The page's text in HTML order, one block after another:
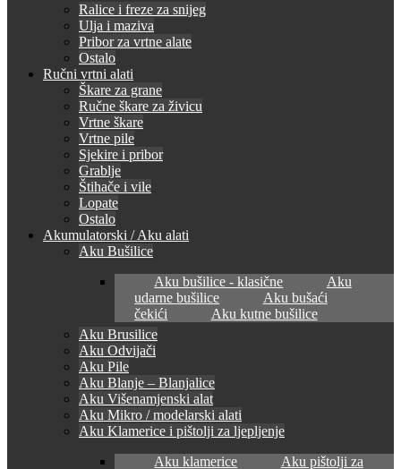
Ralice i freze za snijeg
Ulja i maziva
Pribor za vrtne alate
Ostalo
Ručni vrtni alati
Škare za grane
Ručne škare za živicu
Vrtne škare
Vrtne pile
Sjekire i pribor
Grablje
Štihače i vile
Lopate
Ostalo
Akumulatorski / Aku alati
Aku Bušilice
Aku bušilice - klasične
Aku
udarne bušilice
Aku bušaći
čekići
Aku kutne bušilice
Aku Brusilice
Aku Odvijači
Aku Pile
Aku Blanje – Blanjalice
Aku Višenamjenski alat
Aku Mikro / modelarski alati
Aku Klamerice i pištolji za ljepljenje
Aku klamerice
Aku pištolji za